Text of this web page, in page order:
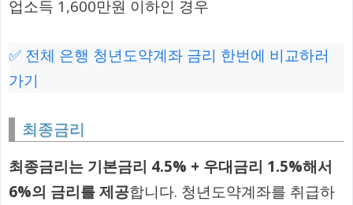
업소득 1,600만원 이하인 경우
✅ 전체 은행 청년도약계좌 금리 한번에 비교하러
가기
최종금리
최종금리는 기본금리 4.5% + 우대금리 1.5%해서
6%의 금리를 제공합니다. 청년도약계좌를 취급하